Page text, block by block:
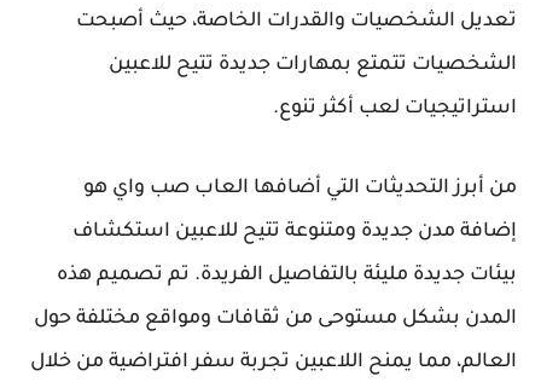
تعديل الشخصيات والقدرات الخاصة، حيث أصبحت
الشخصيات تتمتع بمهارات جديدة تتيح للاعبين
استراتيجيات لعب أكثر تنوع.
من أبرز التحديثات التي أضافها العاب صب واي هو
إضافة مدن جديدة ومتنوعة تتيح للاعبين استكشاف
بيئات جديدة مليئة بالتفاصيل الفريدة. تم تصميم هذه
المدن بشكل مستوحى من ثقافات ومواقع مختلفة حول
العالم، مما يمنح اللاعبين تجربة سفر افتراضية من خلال